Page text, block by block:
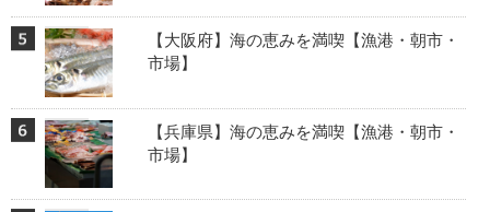
【大阪府】海の恵みを満喫【漁港・朝市・
市場】
【兵庫県】海の恵みを満喫【漁港・朝市・
市場】